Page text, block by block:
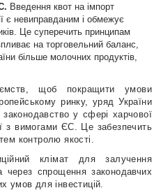
Введення квот на імпорт
є невиправданим і обмежує
Це суперечить принципам
на торговельний баланс,
більше молочних продуктів,
щоб покращити умови
ринку, уряд України
у сфері харчової
з вимогами ЄС. Це забезпечить
контролю якості.
клімат для залучення
через спрощення законодавчих
умов для інвестицій.